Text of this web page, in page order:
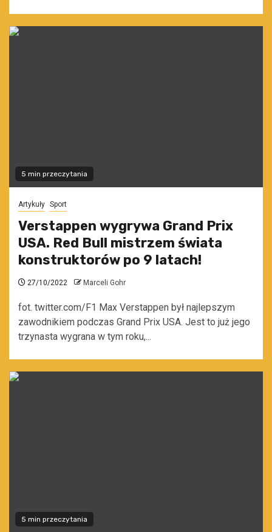
5 min przeczytania
Artykuły Sport
Verstappen wygrywa Grand Prix
USA. Red Bull mistrzem świata
konstruktorów po 9 latach!
27/10/2022 Marceli Gohr
fot. twitter.com/F1 Max Verstappen był najlepszym
zawodnikiem podczas Grand Prix USA. Jest to już jego
trzynasta wygrana w tym roku,...
5 min przeczytania